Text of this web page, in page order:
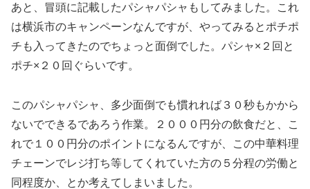
あと、冒頭に記載したパシャパシャもしてみました。これ
は横浜市のキャンペーンなんですが、やってみるとポチポ
チも入ってきたのでちょっと面倒でした。パシャ×２回と
ポチ×２０回ぐらいです。
このパシャパシャ、多少面倒でも慣れれば３０秒もかから
ないでできるであろう作業。２０００円分の飲食だと、こ
れで１００円分のポイントになるんですが、この中華料理
チェーンでレジ打ち等してくれていた方の５分程の労働と
同程度か、とか考えてしまいました。